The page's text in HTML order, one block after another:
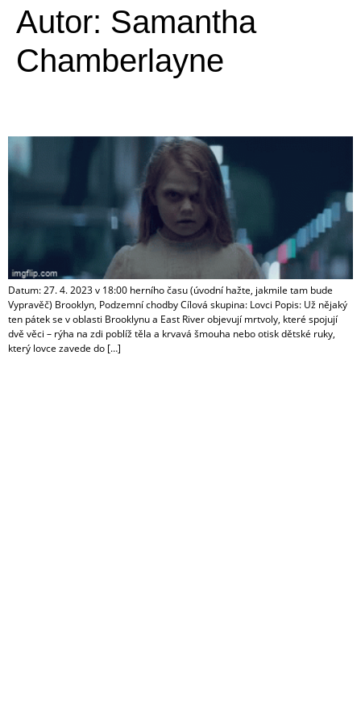
Autor: Samantha
Chamberlayne
Datum: 27. 4. 2023 v 18:00 herního času (úvodní hažte, jakmile tam bude
Vypravěč) Brooklyn, Podzemní chodby Cílová skupina: Lovci Popis: Už nějaký
ten pátek se v oblasti Brooklynu a East River objevují mrtvoly, které spojují
dvě věci – rýha na zdi poblíž těla a krvavá šmouha nebo otisk dětské ruky,
který lovce zavede do […]